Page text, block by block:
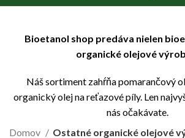
Bioetanol shop predáva nielen
organické olejové
Náš sortiment zahŕňa pomarančový
organický olej na reťazové píly. Len
nás očakávate.
Domov
Ostatné organické olejové